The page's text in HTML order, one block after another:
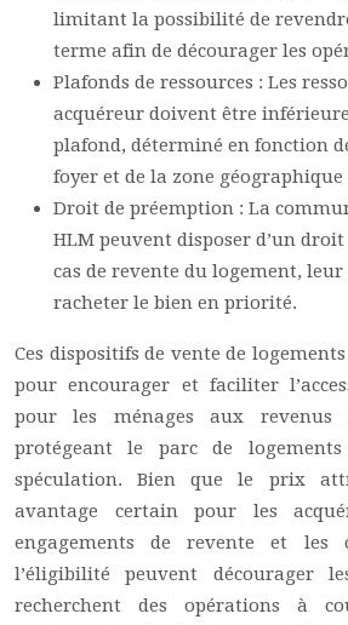
limitant la possibilité de
terme afin de décourager les
Plafonds de ressources : Les
acquéreur doivent être
plafond, déterminé en fonction
foyer et de la zone
Droit de préemption : La
HLM peuvent disposer d’un
cas de revente du logement,
racheter le bien en priorité.
Ces dispositifs de vente de
pour encourager et faciliter
pour les ménages aux revenus
protégeant le parc de
spéculation. Bien que le prix
avantage certain pour les
engagements de revente et les
l’éligibilité peuvent décourager
recherchent des opérations à